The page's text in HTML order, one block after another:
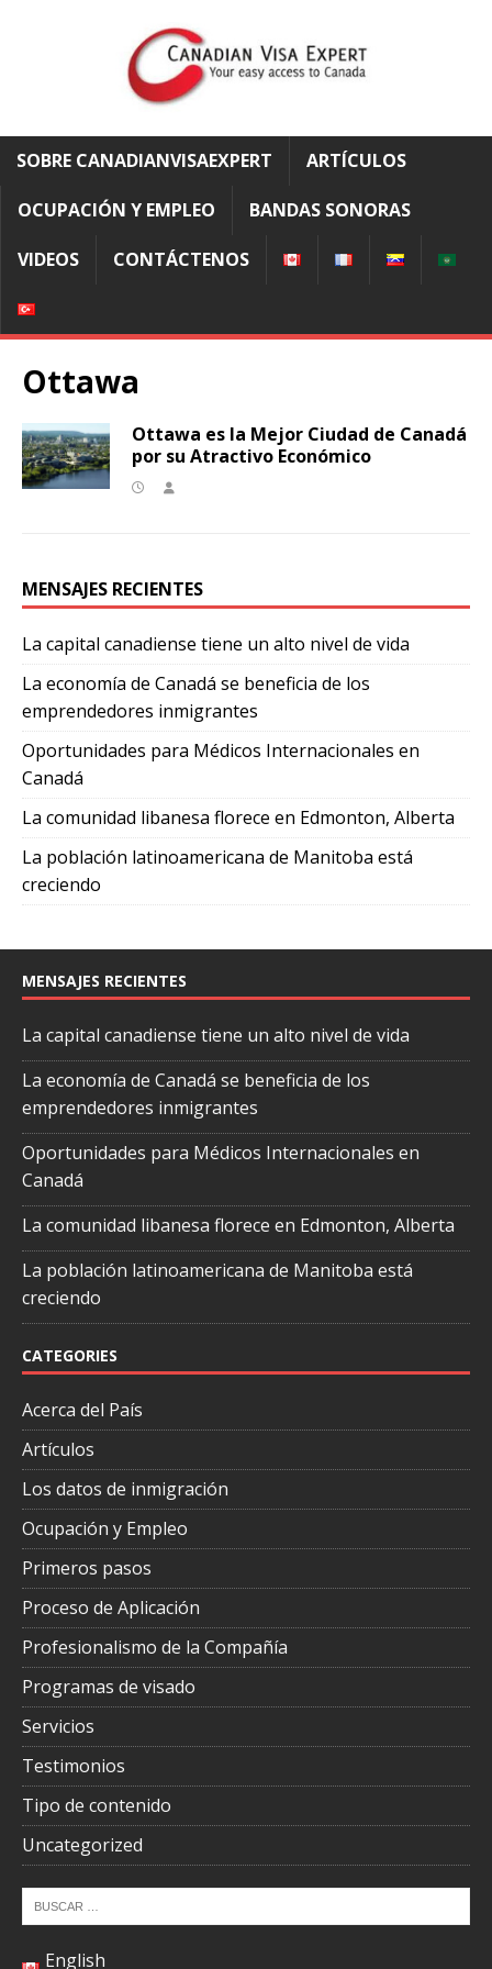
SOBRE CANADIANVISAEXPERT ARTÍCULOS
OCUPACIÓN Y EMPLEO BANDAS SONORAS
VIDEOS CONTÁCTENOS
Ottawa
Ottawa es la Mejor Ciudad de Canadá
por su Atractivo Económico
MENSAJES RECIENTES
La capital canadiense tiene un alto nivel de vida
La economía de Canadá se beneficia de los
emprendedores inmigrantes
Oportunidades para Médicos Internacionales en
Canadá
La comunidad libanesa florece en Edmonton, Alberta
La población latinoamericana de Manitoba está
creciendo
MENSAJES RECIENTES
La capital canadiense tiene un alto nivel de vida
La economía de Canadá se beneficia de los
emprendedores inmigrantes
Oportunidades para Médicos Internacionales en
Canadá
La comunidad libanesa florece en Edmonton, Alberta
La población latinoamericana de Manitoba está
creciendo
CATEGORIES
Acerca del País
Artículos
Los datos de inmigración
Ocupación y Empleo
Primeros pasos
Proceso de Aplicación
Profesionalismo de la Compañía
Programas de visado
Servicios
Testimonios
Tipo de contenido
Uncategorized
English